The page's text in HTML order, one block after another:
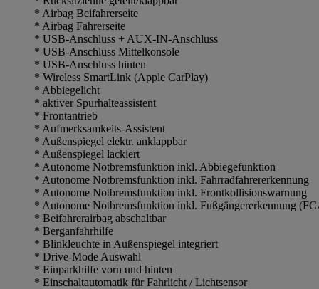
* Airbag Beifahrerseite
* Airbag Fahrerseite
* USB-Anschluss + AUX-IN-Anschluss
* USB-Anschluss Mittelkonsole
* USB-Anschluss hinten
* Wireless SmartLink (Apple CarPlay)
* Abbiegelicht
* aktiver Spurhalteassistent
* Frontantrieb
* Aufmerksamkeits-Assistent
* Außenspiegel elektr. anklappbar
* Außenspiegel lackiert
* Autonome Notbremsfunktion inkl. Abbiegefunktion
* Autonome Notbremsfunktion inkl. Fahrradfahrererkennung
* Autonome Notbremsfunktion inkl. Frontkollisionswarnung
* Autonome Notbremsfunktion inkl. Fußgängererkennung
* Beifahrerairbag abschaltbar
* Berganfahrhilfe
* Blinkleuchte in Außenspiegel integriert
* Drive-Mode Auswahl
* Einparkhilfe vorn und hinten
* Einschaltautomatik für Fahrlicht / Lichtsensor